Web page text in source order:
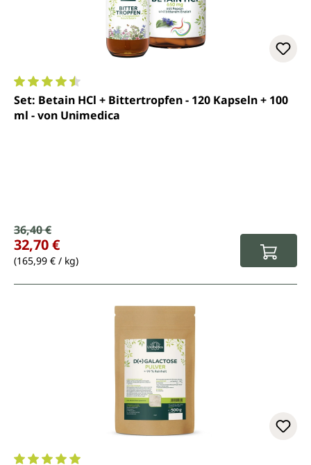
Note moyenne de 4.5 sur 5 étoiles
Set: Betain HCl + Bittertropfen - 120 Kapseln + 100
ml - von Unimedica
Prix de vente :
Prix régulier :
36,40 €
32,70 €
(165,99 € / kg)